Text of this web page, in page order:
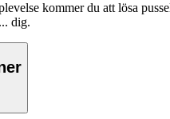
kommer du att lösa
dig.